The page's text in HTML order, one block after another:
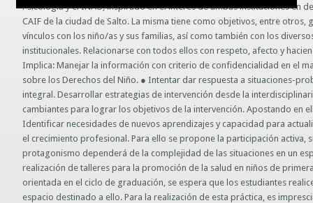
Guías prácticas o proyectos
Guías UCO
Información sobre SPAM y Phising
Psicología y el INAU, inspirado en el interés de ambas instituciones
CAIF de la ciudad de Salto. La misma tiene como objetivos, entre
vínculos con los niño/as y sus familias, así como también con los
institucionales. Relacionarse con todos ellos con respeto, afecto y
Implica: Manejar la información con criterio de confidencialidad en el
sobre los Derechos del Niño. ● Intentar dar respuesta a situaciones-
integral. Desarrollar estrategias de intervención desde la
cambiantes para lograr los objetivos de la intervención. Apostando en
Identificar necesidades de nuevos aprendizajes y capacidad para
el crecimiento profesional. Para ello se propone la participación activa,
protagonismo dependerá de la complejidad de las situaciones en un
realización de talleres para la promoción de la salud en niños de
orientada en el ciclo de graduación, se espera que los estudiantes
espacio destinado a ello. Para la realización de esta práctica, es